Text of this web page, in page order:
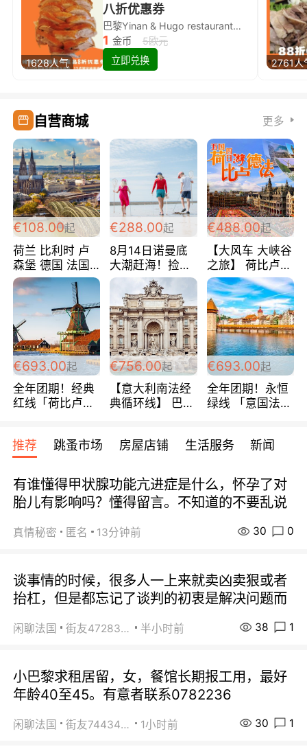
1628人气
八折优惠券
巴黎Yinan & Hugo restaurant除简餐类全场8折
1 金币
5欧元
立即兑换
2761人
自营商城 更多
€108.00起
荷兰 比利时 卢
森堡 德国 法国
超爽玩遍西欧 循
环线 全程四星宾
馆 108欧/人/天
€288.00起
8月14日诺曼底
大潮赶海！捡海
鲜！轻轻松松海
边爽玩三日游
288欧/人
€488.00起
【大风车 大峡谷
之旅】 荷比卢德
法 巴黎上下 经
典五国四日游
488欧/人
€693.00起
全年团期！经典
红线「荷比卢德
天！巴黎上下！
包拼房~
€756.00起
【意大利南法经
典循环线】 巴黎
宾馆 108欧/天起
€693.00起
全年团期！永恒
绿线 「意国法
欧/天起 ~包拼房
推荐 跳蚤市场 房屋店铺 生活服务 新闻
有谁懂得甲状腺功能亢进症是什么，怀孕了对
胎儿有影响吗？懂得留言。不知道的不要乱说
真情秘密 匿名 13分钟前 30 0
谈事情的时候，很多人一上来就卖凶卖狠或者
抬杠，但是都忘记了谈判的初衷是解决问题而
闲聊法国 街友472838572 半小时前 38 1
小巴黎求租居留，女，餐馆长期报工用，最好
年龄40至45。有意者联系0782236
闲聊法国 街友74434350 1小时前 30 1